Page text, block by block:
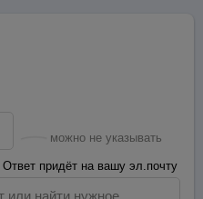
можно не указывать
придёт на вашу эл.почту